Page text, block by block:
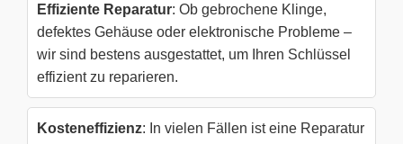
Effiziente Reparatur: Ob gebrochene Klinge,
defektes Gehäuse oder elektronische Probleme –
wir sind bestens ausgestattet, um Ihren Schlüssel
effizient zu reparieren.
Kosteneffizienz: In vielen Fällen ist eine Reparatur